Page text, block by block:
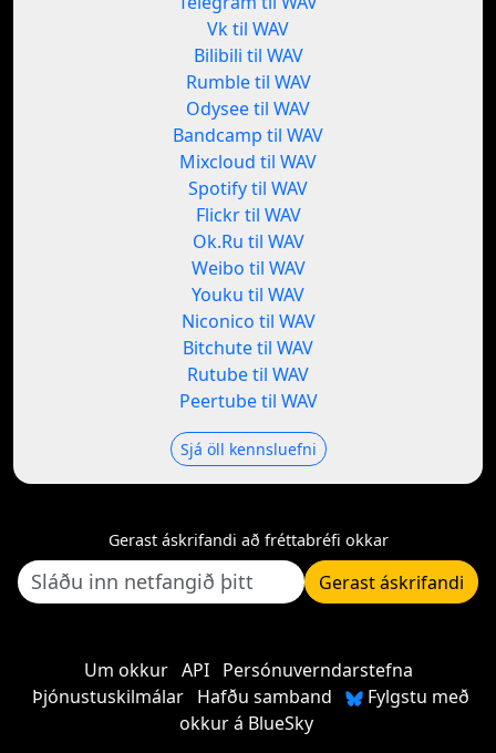
Vk til WAV
Bilibili til WAV
Rumble til WAV
Odysee til WAV
Bandcamp til WAV
Mixcloud til WAV
Spotify til WAV
Flickr til WAV
Ok.Ru til WAV
Weibo til WAV
Youku til WAV
Niconico til WAV
Bitchute til WAV
Rutube til WAV
Peertube til WAV
Sjá öll kennsluefni
Gerast áskrifandi að fréttabréfi okkar
Gerast áskrifandi
Um okkur API
Persónuverndarstefna
Þjónustuskilmálar
Hafðu samband
Fylgstu með
okkur á BlueSky